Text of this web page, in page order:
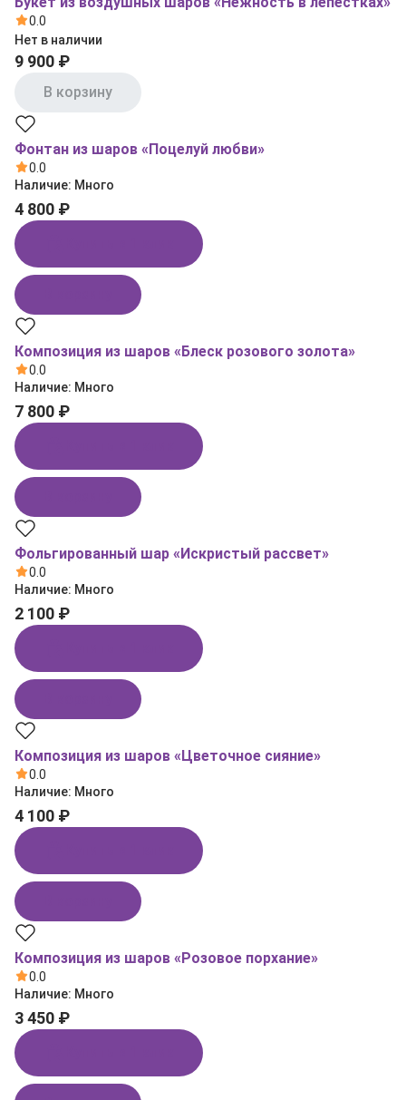
0.0
Нет в наличии
9 900 ₽
В корзину
Фонтан из шаров «Поцелуй любви»
0.0
Наличие: Много
4 800 ₽
Композиция из шаров «Блеск розового золота»
0.0
Наличие: Много
7 800 ₽
Фольгированный шар «Искристый рассвет»
0.0
Наличие: Много
2 100 ₽
Композиция из шаров «Цветочное сияние»
0.0
Наличие: Много
4 100 ₽
Композиция из шаров «Розовое порхание»
0.0
Наличие: Много
3 450 ₽